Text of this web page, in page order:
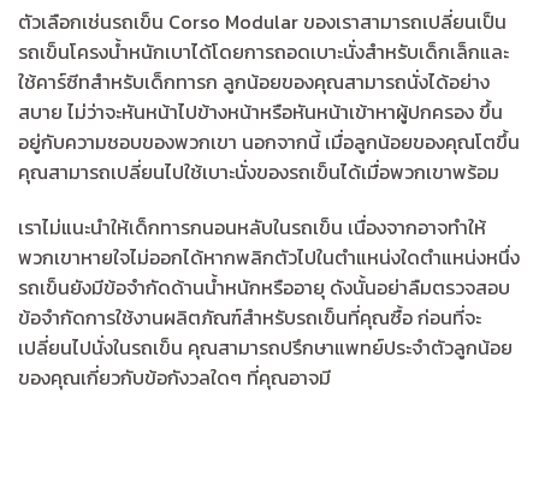
ตัวเลือกเช่นรถเข็น Corso Modular ของเราสามารถเปลี่ยนเป็น
รถเข็นโครงน้ำหนักเบาได้โดยการถอดเบาะนั่งสำหรับเด็กเล็กและ
ใช้คาร์ซีทสำหรับเด็กทารก ลูกน้อยของคุณสามารถนั่งได้อย่าง
สบาย ไม่ว่าจะหันหน้าไปข้างหน้าหรือหันหน้าเข้าหาผู้ปกครอง ขึ้น
อยู่กับความชอบของพวกเขา นอกจากนี้ เมื่อลูกน้อยของคุณโตขึ้น
คุณสามารถเปลี่ยนไปใช้เบาะนั่งของรถเข็นได้เมื่อพวกเขาพร้อม
เราไม่แนะนำให้เด็กทารกนอนหลับในรถเข็น เนื่องจากอาจทำให้
พวกเขาหายใจไม่ออกได้หากพลิกตัวไปในตำแหน่งใดตำแหน่งหนึ่ง
รถเข็นยังมีข้อจำกัดด้านน้ำหนักหรืออายุ ดังนั้นอย่าลืมตรวจสอบ
ข้อจำกัดการใช้งานผลิตภัณฑ์สำหรับรถเข็นที่คุณซื้อ ก่อนที่จะ
เปลี่ยนไปนั่งในรถเข็น คุณสามารถปรึกษาแพทย์ประจำตัวลูกน้อย
ของคุณเกี่ยวกับข้อกังวลใดๆ ที่คุณอาจมี